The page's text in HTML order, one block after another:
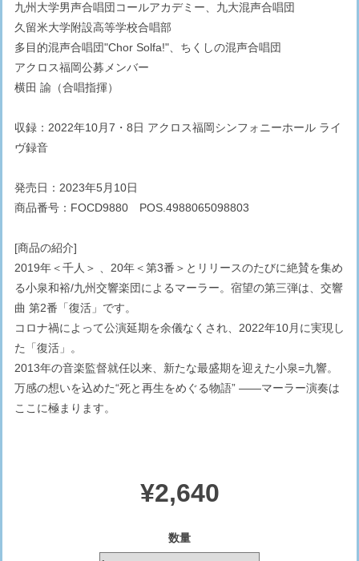
九州大学男声合唱団コールアカデミー、九大混声合唱団
久留米大学附設高等学校合唱部
多目的混声合唱団"Chor Solfa!"、ちくしの混声合唱団
アクロス福岡公募メンバー
横田 諭（合唱指揮）
収録：2022年10月7・8日 アクロス福岡シンフォニーホール ライ
ヴ録音
発売日：2023年5月10日
商品番号：FOCD9880 POS.4988065098803
[商品の紹介]
2019年＜千人＞ 、20年＜第3番＞とリリースのたびに絶賛を集め
る小泉和裕/九州交響楽団によるマーラー。宿望の第三弾は、交響
曲 第2番「復活」です。
コロナ禍によって公演延期を余儀なくされ、2022年10月に実現し
た「復活」。
2013年の音楽監督就任以来、新たな最盛期を迎えた小泉=九響。
万感の想いを込めた“死と再生をめぐる物語” ——マーラー演奏は
ここに極まります。
¥2,640
数量